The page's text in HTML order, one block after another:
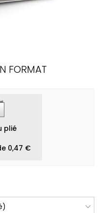
FORMAT
plié
0,47 €